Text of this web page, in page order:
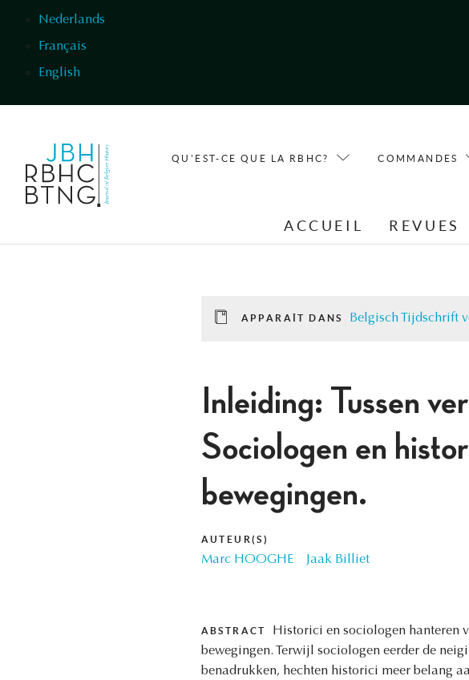
Nederlands
Français
English
QU'EST-CE QUE LA RBHC? COMMANDES
ACCUEIL REVUES
APPARAÎT DANS Belgisch Tijdschrift
Inleiding: Tussen
Sociologen en
bewegingen.
AUTEUR(S)
Marc HOOGHE Jaak Billiet
ABSTRACT
Historici en sociologen hanteren
bewegingen. Terwijl sociologen eerder de
benadrukken, hechten historici meer belang